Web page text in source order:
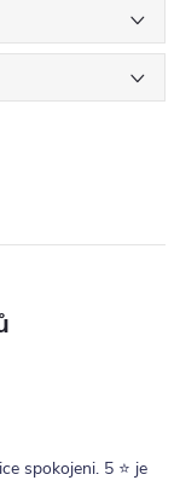
spokojeni. 5 ⭐ je